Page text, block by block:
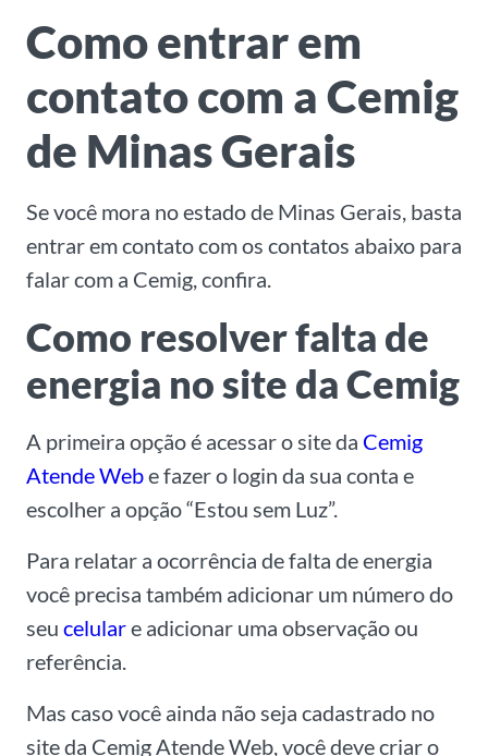
Como entrar em
contato com a Cemig
de Minas Gerais
Se você mora no estado de Minas Gerais, basta
entrar em contato com os contatos abaixo para
falar com a Cemig, confira.
Como resolver falta de
energia no site da Cemig
A primeira opção é acessar o site da Cemig
Atende Webe fazer o login da sua conta e
escolher a opção “Estou sem Luz”.
Para relatar a ocorrência de falta de energia
você precisa também adicionar um número do
seu celulare adicionar uma observação ou
referência.
Mas caso você ainda não seja cadastrado no
site da Cemig Atende Web, você deve criar o